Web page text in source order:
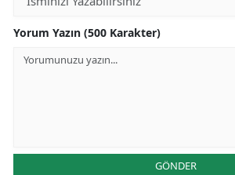
Yorum Yazın (500 Karakter)
GÖNDER